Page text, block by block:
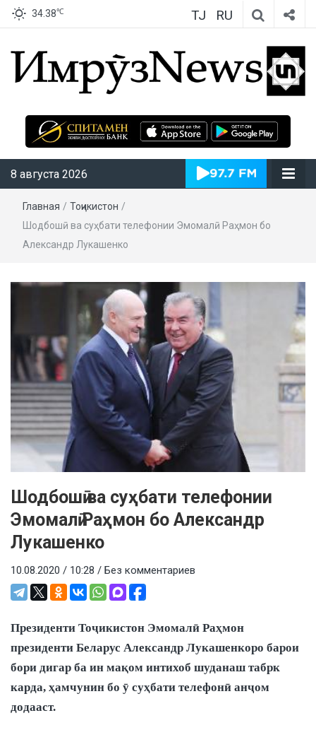
34.38℃ TJ RU
ИмрӯзNews
8 августа 2026
Главная / Тоҷикистон /
Шодбошӣ ва суҳбати телефонии Эмомалӣ Раҳмон бо
Александр Лукашенко
Шодбошӣ ва суҳбати телефонии
Эмомалӣ Раҳмон бо Александр
Лукашенко
10.08.2020 / 10:28 / Без комментариев
Президенти Тоҷикистон Эмомалӣ Раҳмон
президенти Беларус Александр Лукашенкоро барои
бори дигар ба ин мақом интихоб шуданаш табрк
карда, ҳамчунин бо ӯ суҳбати телефонӣ анҷом
додааст.